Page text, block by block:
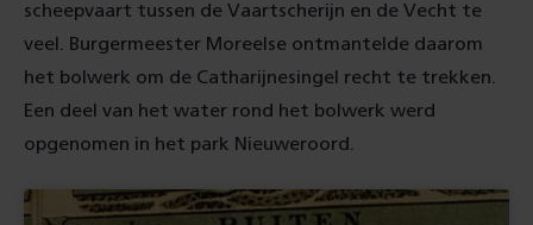
scheepvaart tussen de Vaartscherijn en de Vecht te
veel. Burgermeester Moreelse ontmantelde daarom
het bolwerk om de Catharijnesingel recht te trekken.
Een deel van het water rond het bolwerk werd
opgenomen in het park Nieuweroord.